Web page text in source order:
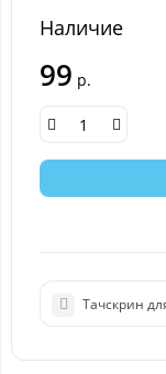
Наличие
99 р.
Тачскрин